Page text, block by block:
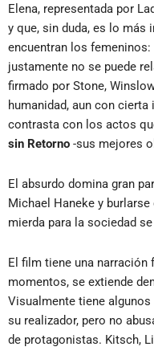
Elena, representada por
y que, sin duda, es lo más
encuentran los femeninos:
justamente no se puede
firmado por Stone,
humanidad, aun con
contrasta con los actos
sin Retorno -sus mejores
El absurdo domina gran
Michael Haneke y
mierda para la sociedad
El film tiene una
momentos, se extiende
Visualmente tiene
su realizador, pero no
de protagonistas. Kitsch,